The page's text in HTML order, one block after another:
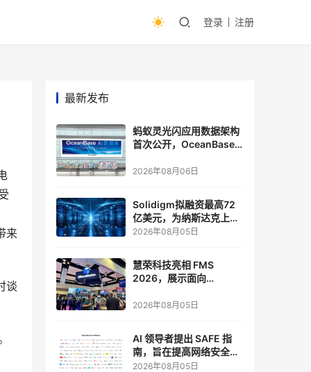
登录 注册
来
谈
最新发布
蚂蚁灵光闪应用数据架构
首次公开，OceanBase
2026年08月06日
Solidigm拟融资最高72
亿美元，为纳斯达克上市
做准备
2026年08月05日
慧荣科技亮相 FMS
2026，展示面向
存储方案
2026年08月05日
AI 领导者提出 SAFE 指
南，旨在提高网络安全透
明度
2026年08月05日